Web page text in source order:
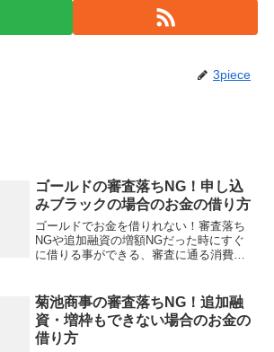
3piece
ゴールドの審査落ちNG！申し込
みブラックの場合のお金の借り方
ゴールドでお金を借りれない！審査落ち
NGや追加融資の増額NGだった時にすぐ
に借りる事ができる、審査に通る消費者
日経っても1週間たっても音沙汰なし、そ
んなときはまぁ審査...
菊池商事の審査落ちNG！追加融
資・増枠もできない場合のお金の
借り方